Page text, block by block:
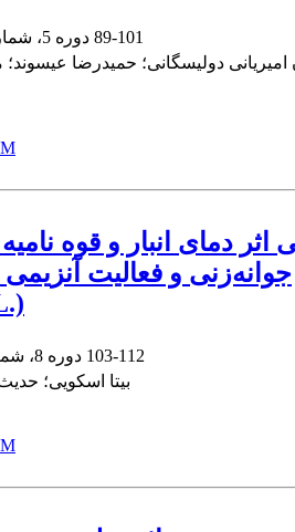
89-101
دولیسگانی؛ حمیدرضا
1.14 M
دمای انبار و قوه
جوانه‌زنی و فعالیت آنزیمی
103-112
بیتا اسکویی؛
1.14 M